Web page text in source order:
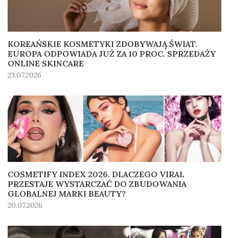
KOREAŃSKIE KOSMETYKI ZDOBYWAJĄ ŚWIAT.
EUROPA ODPOWIADA JUŻ ZA 10 PROC. SPRZEDAŻY
ONLINE SKINCARE
23.07.2026
COSMETIFY INDEX 2026. DLACZEGO VIRAL
PRZESTAJE WYSTARCZAĆ DO ZBUDOWANIA
GLOBALNEJ MARKI BEAUTY?
20.07.2026